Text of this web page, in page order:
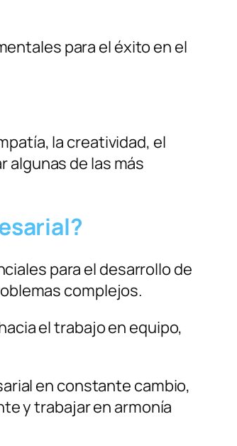
para el éxito en el
la creatividad, el
algunas de las más
para el desarrollo de
complejos.
el trabajo en equipo,
en constante cambio,
y trabajar en armonía